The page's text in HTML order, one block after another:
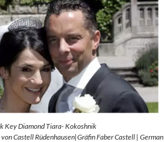
Key Diamond Tiara- Kokoshnik
Castell Rüdenhausen|Gräfin Faber Castell | German